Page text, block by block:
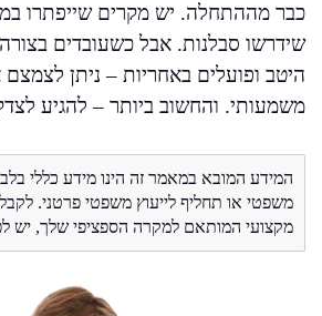
כבר מההתחלה. יש מקרים שייפתרו
שידרשו סבלנות. אבל כשעובדים בצורה
היטב ופועלים באחריות – ניתן
משמעותי. והחשוב ביותר – להגיע לצדק
המידע המובא במאמר זה הינו מידע כללי בלבד
משפטי או תחליף לייעוץ משפטי פרטני.
מקצועי המותאם למקרה הספציפי שלך, יש